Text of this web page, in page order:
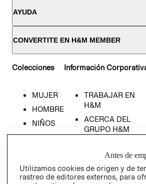
AYUDA
CONVERTITE EN H&M MEMBER
Colecciones
MUJER
HOMBRE
NIÑOS
HOME
Información
TRABAJAR EN
H&M
ACERCA DEL
GRUPO H&M
SOCIAL
PRENSA
RELACIÓN CON
Antes de
Utilizamos cookies de origen y de
rastreo de editores externos, para